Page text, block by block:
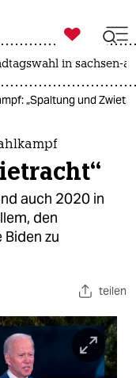

taz zahl ich
in sachsen-
„Spaltung und
auch 2020 in
den
zu
teilen